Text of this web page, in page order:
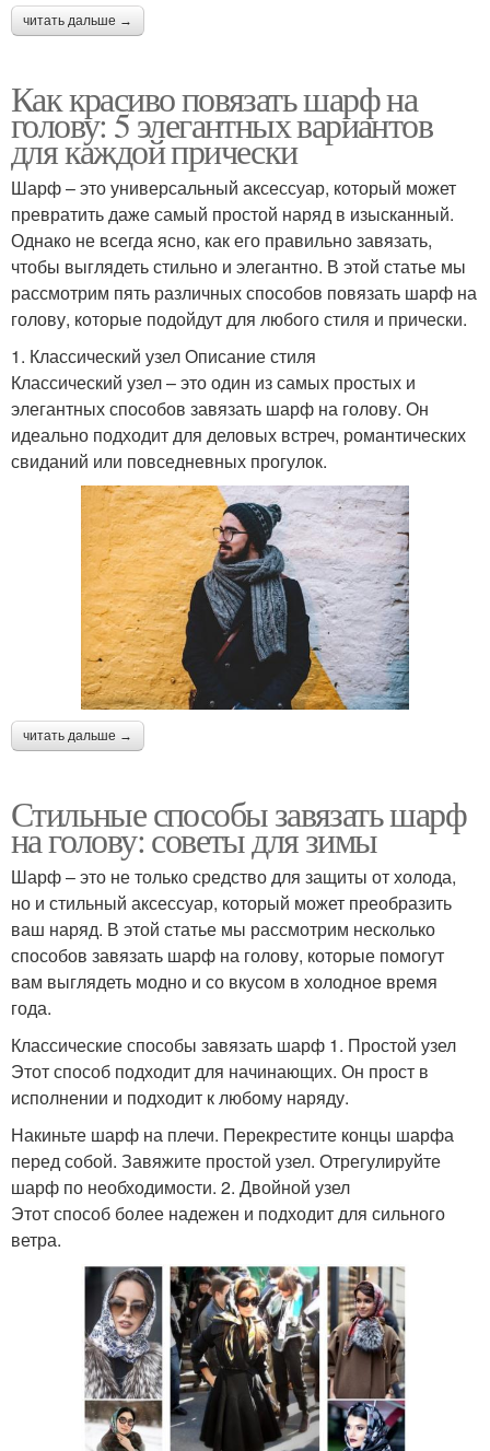
читать дальше →
Как красиво повязать шарф на
голову: 5 элегантных вариантов
для каждой прически
Шарф – это универсальный аксессуар, который может
превратить даже самый простой наряд в изысканный.
Однако не всегда ясно, как его правильно завязать,
чтобы выглядеть стильно и элегантно. В этой статье мы
рассмотрим пять различных способов повязать шарф на
голову, которые подойдут для любого стиля и прически.
1. Классический узел Описание стиля
Классический узел – это один из самых простых и
элегантных способов завязать шарф на голову. Он
идеально подходит для деловых встреч, романтических
свиданий или повседневных прогулок.
читать дальше →
Стильные способы завязать шарф
на голову: советы для зимы
Шарф – это не только средство для защиты от холода,
но и стильный аксессуар, который может преобразить
ваш наряд. В этой статье мы рассмотрим несколько
способов завязать шарф на голову, которые помогут
вам выглядеть модно и со вкусом в холодное время
года.
Классические способы завязать шарф 1. Простой узел
Этот способ подходит для начинающих. Он прост в
исполнении и подходит к любому наряду.
Накиньте шарф на плечи. Перекрестите концы шарфа
перед собой. Завяжите простой узел. Отрегулируйте
шарф по необходимости. 2. Двойной узел
Этот способ более надежен и подходит для сильного
ветра.